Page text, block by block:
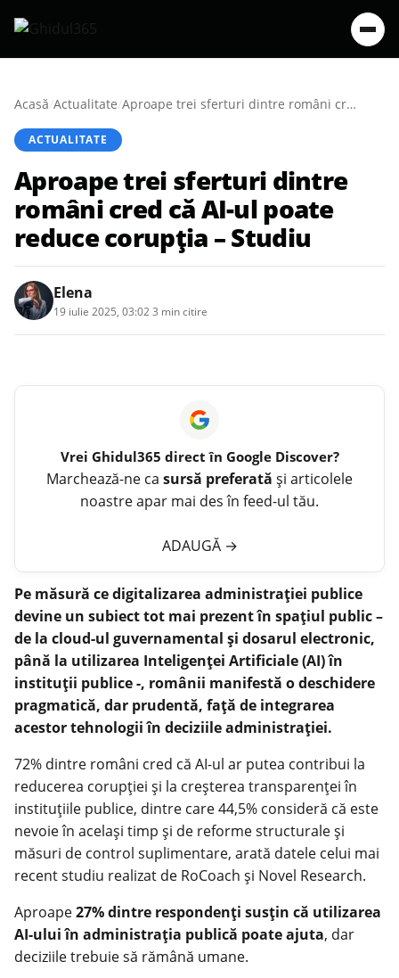
Acasă/Actualitate/ Aproape trei sferturi dintre români cred că AI-ul poate reduce corupția – Studiu
ACTUALITATE
Aproape trei sferturi dintre
români cred că AI-ul poate
reduce corupția – Studiu
Elena
19 iulie 2025, 03:023 min citire
Vrei Ghidul365 direct în Google Discover?
Marchează-ne ca sursă preferată și articolele
noastre apar mai des în feed-ul tău.
ADAUGĂ →
Pe măsură ce digitalizarea administrației publice
devine un subiect tot mai prezent în spațiul public –
de la cloud-ul guvernamental și dosarul electronic,
până la utilizarea Inteligenței Artificiale (AI) în
instituții publice -, românii manifestă o deschidere
pragmatică, dar prudentă, față de integrarea
acestor tehnologii în deciziile administrației.
72% dintre români cred că AI-ul ar putea contribui la
reducerea corupției și la creșterea transparenței în
instituțiile publice, dintre care 44,5% consideră că este
nevoie în același timp și de reforme structurale și
măsuri de control suplimentare, arată datele celui mai
recent studiu realizat de RoCoach și Novel Research.
Aproape27% dintre respondenți susțin că utilizarea
AI-ului în administrația publică poate ajuta, dar
deciziile trebuie să rămână umane.